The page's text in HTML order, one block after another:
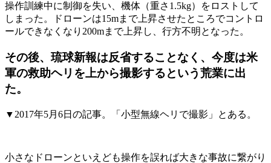
操作訓練中に制御を失い、機体（重さ1.5kg）をロストして
しまった。ドローンは15mまで上昇させたところでコントロ
ールできなくなり200mまで上昇し、行方不明となった。
その後、琉球新報は反省することなく、今度は米
軍の救助ヘリを上から撮影するという荒業に出
た。
▼2017年5月6日の記事。「小型無線ヘリで撮影」とある。
小さなドローンといえども操作を誤れば大きな事故に繋がり